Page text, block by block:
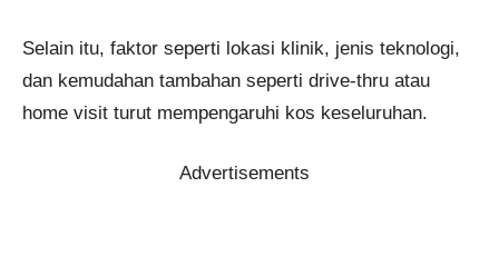
Selain itu, faktor seperti lokasi klinik, jenis teknologi,
dan kemudahan tambahan seperti drive-thru atau
home visit turut mempengaruhi kos keseluruhan.
Advertisements